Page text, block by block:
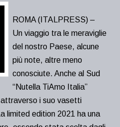
ROMA (ITALPRESS) –
Un viaggio tra le meraviglie
del nostro Paese, alcune
più note, altre meno
conosciute. Anche al Sud
“Nutella TiAmo Italia”
i suo vasetti
limited edition 2021 ha una